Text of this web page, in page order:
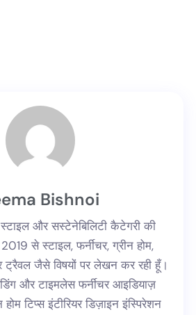
Bishnoi
और सस्टेनेबिलिटी कैटेगरी की
से स्टाइल, फर्नीचर, ग्रीन होम,
ट्रैवल जैसे विषयों पर लेखन कर रही हूँ।
और टाइमलेस फर्नीचर आइडियाज़
टिप्स इंटीरियर डिज़ाइन इंस्पिरेशन